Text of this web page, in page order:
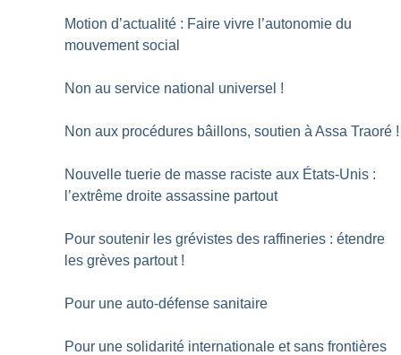
Motion d’actualité : Faire vivre l’autonomie du
mouvement social
Non au service national universel !
Non aux procédures bâillons, soutien à Assa Traoré !
Nouvelle tuerie de masse raciste aux États-Unis :
l’extrême droite assassine partout
Pour soutenir les grévistes des raffineries : étendre
les grèves partout !
Pour une auto-défense sanitaire
Pour une solidarité internationale et sans frontières